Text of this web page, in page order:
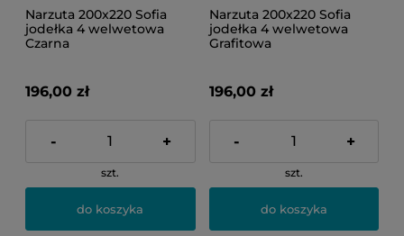
Narzuta 200x220 Sofia
jodełka 4 welwetowa
Czarna
196,00 zł
- +
szt.
do koszyka
Narzuta 200x220 Sofia
jodełka 4 welwetowa
Grafitowa
196,00 zł
- +
szt.
do koszyka